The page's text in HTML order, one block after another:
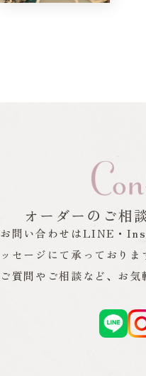
オーダーのご相
お問い合わせはLINE・
ッセージにて承っておりま
ご質問やご相談など、お気